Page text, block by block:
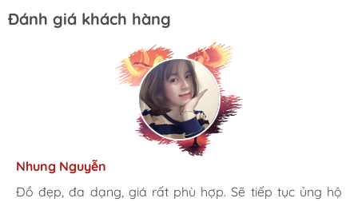
Đánh giá khách hàng
Tâm Vũ
Mình rất ưng khi đến LITIBABY. Ở đây có rất nhiều mặt
Nhung Nguyễn
Đồ đẹp, đa dạng, giá rất phù hợp. Sẽ tiếp tục ủng hộ
Ngọc Anh
Lần đầu mua hàng và trở thành khách hàng thân thiết
Nhà mình đã mua cho 3 con từ khi các bé mới 1 tuổi đến
giờ là 5 năm rồi, Sản phẩm tốt, giá hợp lý
Thu Thủy
LiTibaby đồ đẹp và nhiều mẫu mã, đặc biệt có nhiều